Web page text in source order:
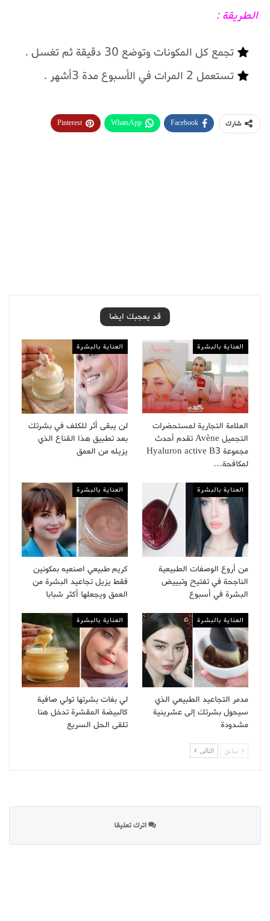
الطريقة :
تجمع كل المكونات وتوضع 30 دقيقة ثم تغسل .
تستعمل 2 المرات في الأسبوع مدة 3أشهر .
شارك Facebook
WhatsApp
Pinterest
قد يعجبك ايضا
العناية بالبشرة
العلامة التجارية لمستحضرات
التجميل Avène تقدم أحدث
مجموعة Hyaluron active B3
لمكافحة…
العناية بالبشرة
لن يبقى أثر للكلف في بشرتك
بعد تطبيق هذا القناع الذي
يزيله من العمق
العناية بالبشرة
من أروع الوصفات الطبيعية
الناجحة في تفتيح وتبييض
البشرة في أسبوع
العناية بالبشرة
كريم طبيعي اصنعيه بمكونين
فقط يزيل تجاعيد البشرة من
العمق ويجعلها أكثر شبابا
العناية بالبشرة
مدمر التجاعيد الطبيعي الذي
سيحول بشرتك إلى عشرينية
مشدودة
العناية بالبشرة
لي بغات بشرتها تولي صافية
كالبيضة المقشرة تدخل هنا
تلقى الحل السريع
سابق التالى
اترك تعليقا